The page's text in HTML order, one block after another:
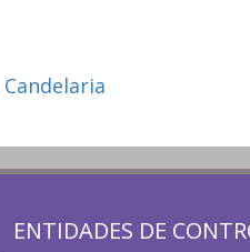
ENTIDADES DE